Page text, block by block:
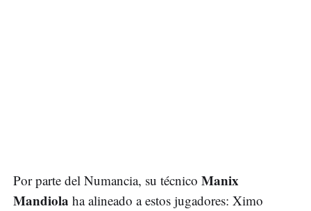
Por parte del Numancia, su técnico Manix
Mandiola ha alineado a estos jugadores: Ximo